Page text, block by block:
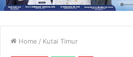
Home / Kutai Timur